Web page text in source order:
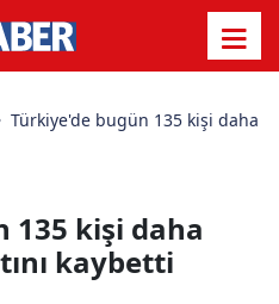
Türkiye'de bugün 135 kişi daha
135 kişi daha
kaybetti